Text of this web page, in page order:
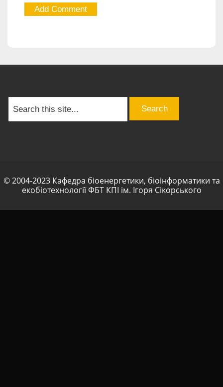
© 2004-2023 Кафедра біоенергетики, біоінформатики та
екобіотехнології ФБТ КПІ ім. Ігоря Сікорського